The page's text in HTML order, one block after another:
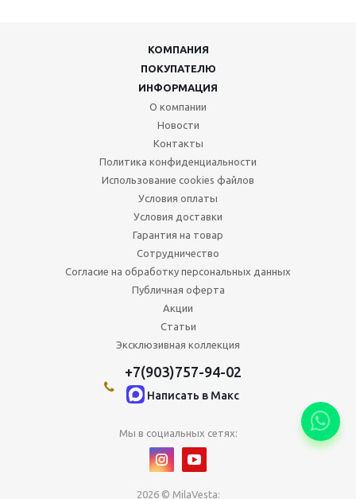
КОМПАНИЯ
ПОКУПАТЕЛЮ
ИНФОРМАЦИЯ
О компании
Новости
Контакты
Политика конфиденциальности
Использование cookies файлов
Условия оплаты
Условия доставки
Гарантия на товар
Сотрудничество
Согласие на обработку персональных данных
Публичная оферта
Акции
Статьи
Эксклюзивная коллекция
+7(903)757-94-02
Написать в Maкс
Мы в социальных сетях:
2026 © MilaVesta: